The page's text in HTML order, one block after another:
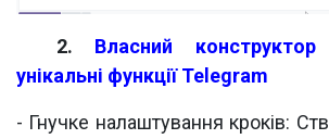
​2. Власний
унікальні функції Telegram
- Гнучке налаштування кроків: